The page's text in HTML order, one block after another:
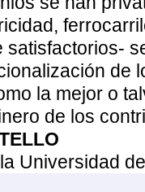
de
la mejor o
de los
Universidad